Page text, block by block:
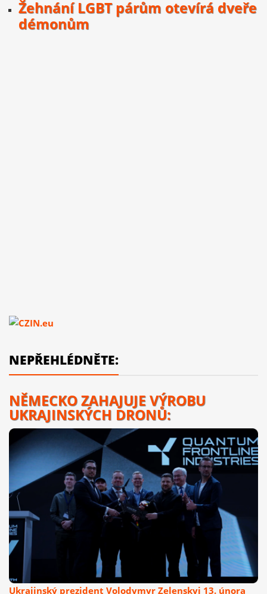
Žehnání LGBT párům otevírá dveře
démonům
NEPŘEHLÉDNĚTE:
NĚMECKO ZAHAJUJE VÝROBU
UKRAJINSKÝCH DRONŮ:
Ukrajinský prezident Volodymyr Zelenskyj 13. února